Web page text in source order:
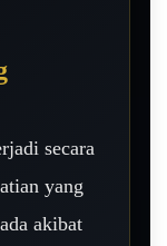
secara
yang
akibat